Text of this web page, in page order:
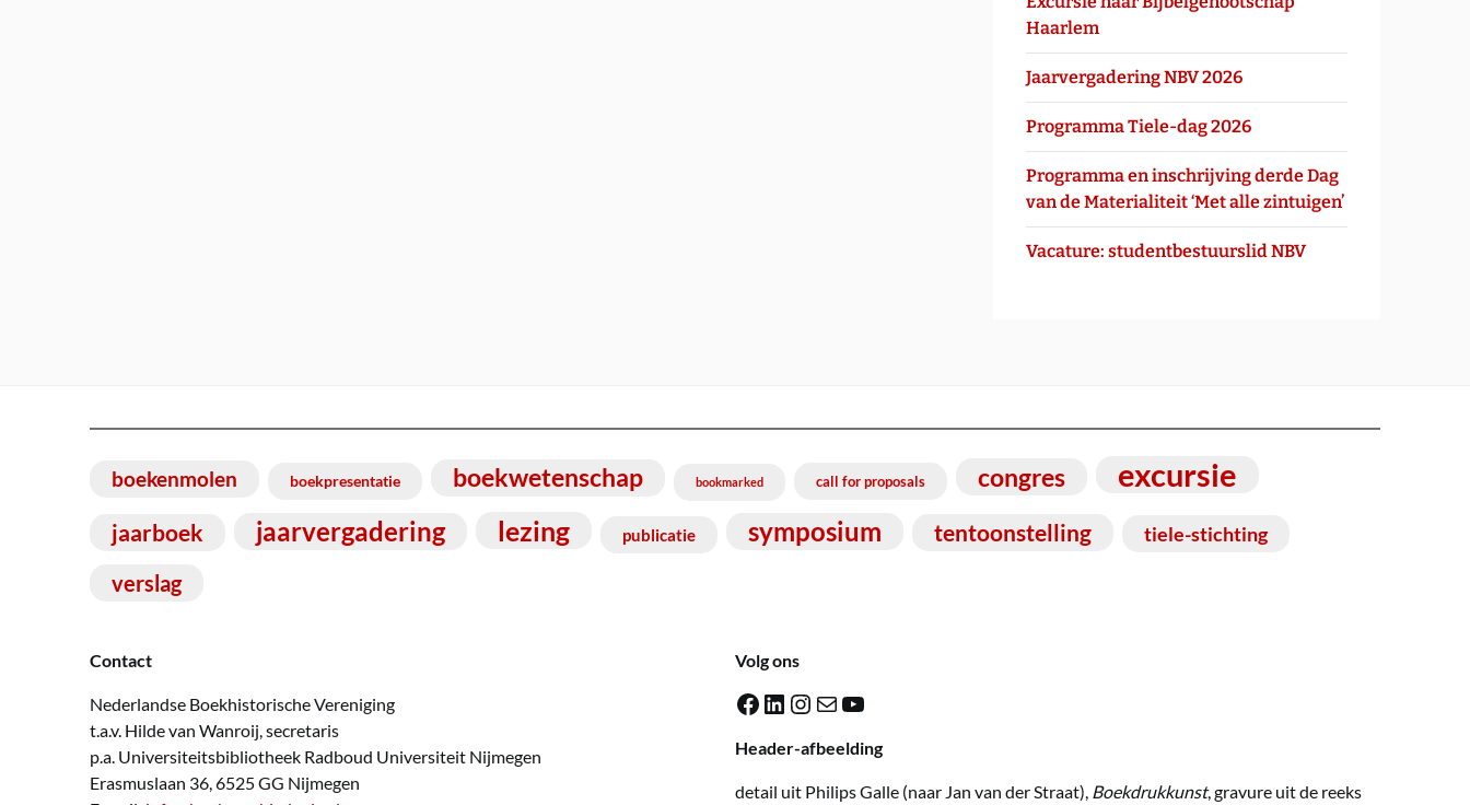
Haarlem
Jaarvergadering NBV 2026
Programma Tiele-dag 2026
Programma en inschrijving derde Dag
van de Materialiteit ‘Met alle zintuigen’
Vacature: studentbestuurslid NBV
boekenmolen boekpresentatie boekwetenschap bookmarked call for proposals congres excursie
jaarboek jaarvergadering lezing publicatie symposium tentoonstelling tiele-stichting
verslag
Contact
Nederlandse Boekhistorische Vereniging
t.a.v. Hilde van Wanroij, secretaris
p.a. Universiteitsbibliotheek Radboud Universiteit Nijmegen
Erasmuslaan 36, 6525 GG Nijmegen
Volg ons
Facebook LinkedIn Instagram E-mail YouTube
Header-afbeelding
detail uit Philips Galle (naar Jan van der Straat), Boekdrukkunst, gravure uit de reeks